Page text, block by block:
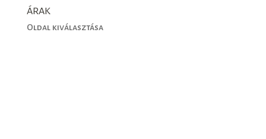
ÁRAK
Oldal kiválasztása